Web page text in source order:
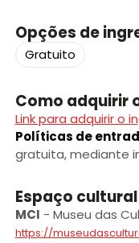
Opções de
Gratuito
Como adquirir
Link para adquirir o
Políticas de
gratuita, mediante
Espaço cultural
MCI - Museu das
https://